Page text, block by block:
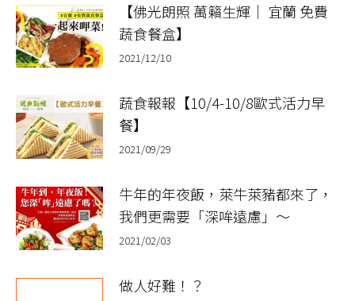
【佛光朗照 萬籟生輝｜ 宜蘭 免費
蔬食餐盒】​
2021/12/10
蔬食報報【10/4-10/8歐式活力早
餐】
2021/09/29
牛年的年夜飯，萊牛萊豬都來了，
我們更需要「深哞遠慮」～
2021/02/03
做人好難！？